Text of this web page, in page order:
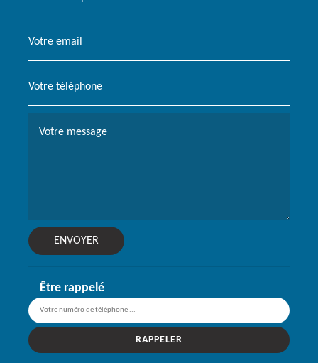
Être rappelé